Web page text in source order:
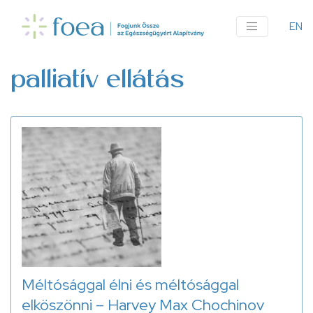
tartalomra
EN
palliatív ellátás
Méltósággal élni és méltósággal
elköszönni – Harvey Max Chochinov